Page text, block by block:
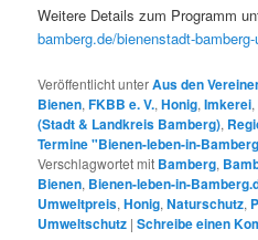
Weitere Details zum Programm
bamberg.de/bienenstadt-
Veröffentlicht unterAus den
Bienen,FKBB e. V.,Honig,Imkerei,
(Stadt & Landkreis Bamberg),
Termine "Bienen-leben-in-
Verschlagwortet mit Bamberg,
Bienen, Bienen-leben-in-
Umweltpreis,Honig,Naturschutz,
Umweltschutz |Schreibe einen